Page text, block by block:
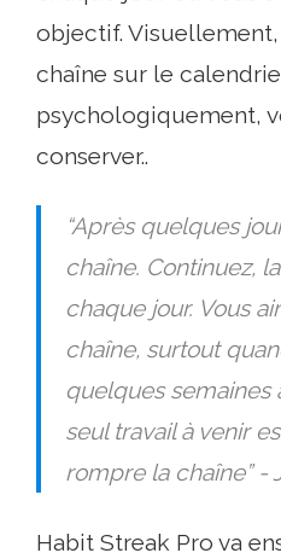
objectif.
chaîne sur le
psychologiquement,
conserver..
“Après quelques
chaîne. Continuez,
chaque jour. Vous
chaîne, surtout
quelques semaines
seul travail à venir
rompre la chaîne” -
Habit Streak Pro va